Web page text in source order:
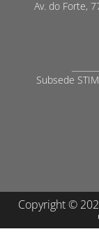
Av. do Forte,
Subsede
Copyright ©